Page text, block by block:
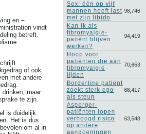
en –
vindt
betreft.
of ook
met andere
drinken, maar
te zijn.
is duidelijk.
Het is dus
om al in
Sex: één op vijf
mannen heeft last
met zijn libido
98,746
Kan ik als
fibromyalgie-
patiënt blijven
werken?
94,419
Hoop voor
patiënten die aan
fibromyalgie
lijden
70,653
Borderline patiënt
zoekt sterk ego
als steun
68,417
Asperger-
patiënten lopen
verhoogd risico
op andere
aandoeningen
63,548